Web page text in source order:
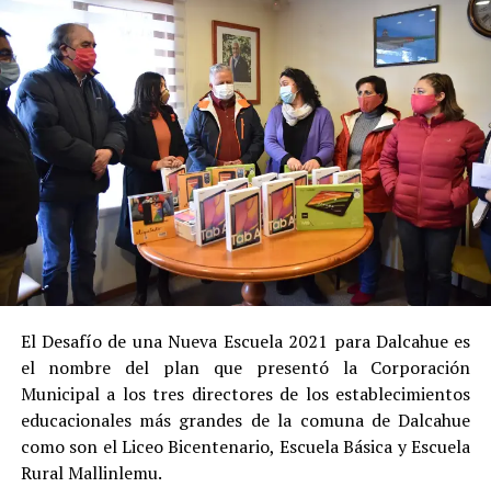
El Desafío de una Nueva Escuela 2021 para Dalcahue es
el nombre del plan que presentó la Corporación
Municipal a los tres directores de los establecimientos
educacionales más grandes de la comuna de Dalcahue
como son el Liceo Bicentenario, Escuela Básica y Escuela
Rural Mallinlemu.